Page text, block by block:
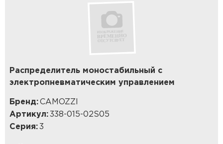
Распределитель моностабильный с
электропневматическим управлением
Бренд: CAMOZZI
Артикул: 338-015-02S05
Серия: 3